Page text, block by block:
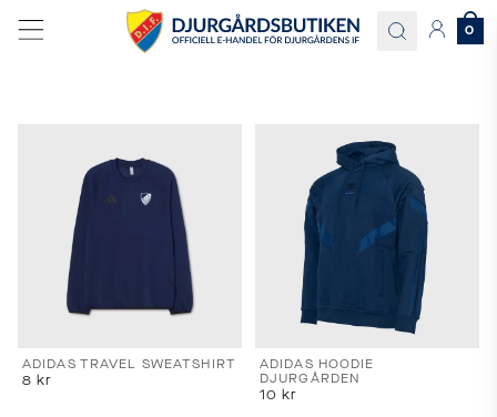
Språk
och
leverans
Välj
och
leveransland
0
ADIDAS TRAVEL SWEATSHIRT
8 kr
ADIDAS HOODIE
DJURGÅRDEN
10 kr